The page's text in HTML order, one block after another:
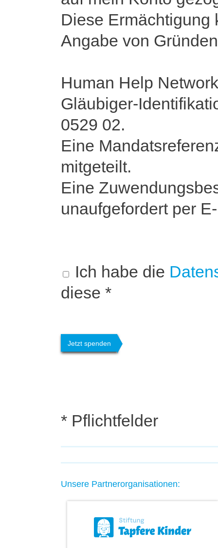
Diese Ermächtigung
Angabe von
Human Help
Gläubiger-
0529 02.
Eine
mitgeteilt.
Eine
unaufgefordert per
Ich habe die
diese *
* Pflichtfelder
Unsere Partnerorganisationen: